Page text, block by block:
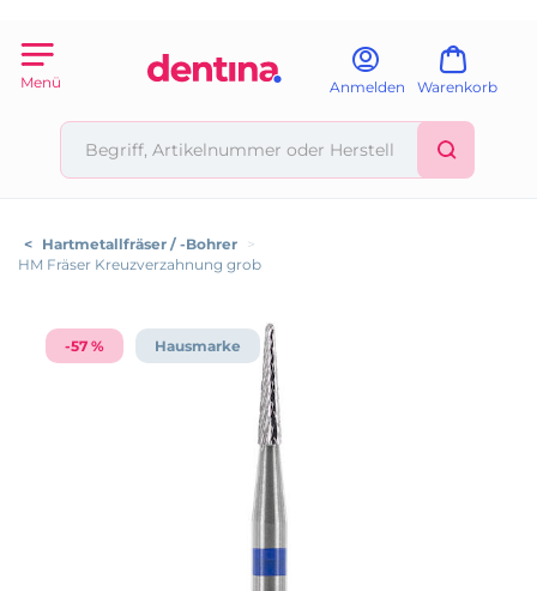
Menü Anmelden Warenkorb
< Hartmetallfräser / -Bohrer >
HM Fräser Kreuzverzahnung grob
-57 % Hausmarke